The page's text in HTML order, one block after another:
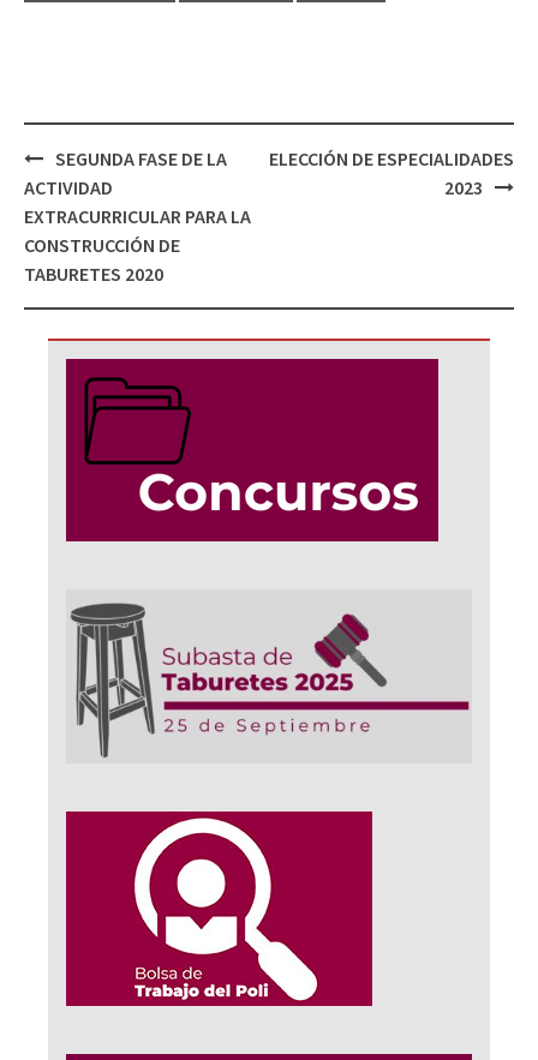
Navegación
de
entradas
SEGUNDA FASE DE LA
ACTIVIDAD
EXTRACURRICULAR PARA LA
CONSTRUCCIÓN DE
TABURETES 2020
ELECCIÓN DE ESPECIALIDADES
2023